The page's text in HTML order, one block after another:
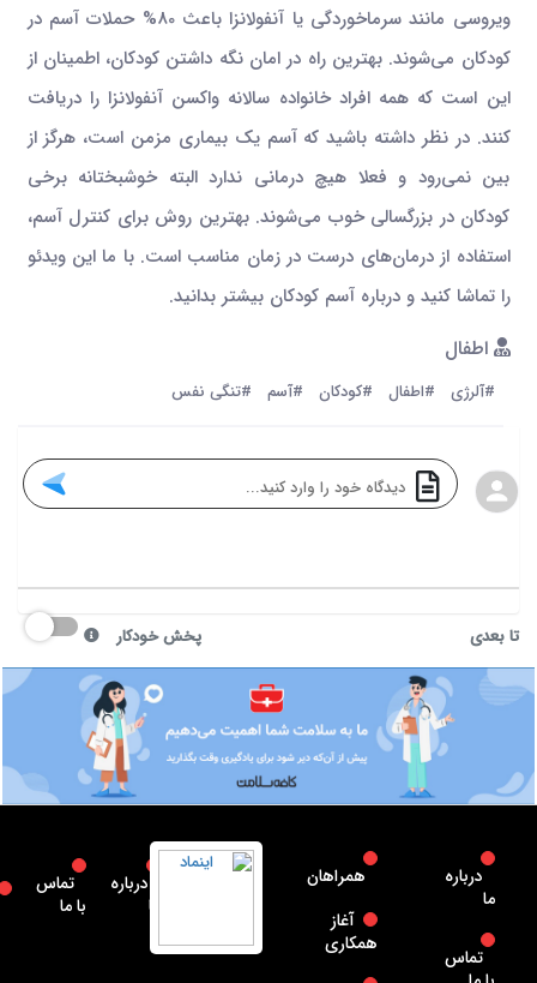
ویروسی مانند سرماخوردگی یا آنفولانزا باعث 80% حملات آسم در
کودکان می‌شوند. بهترین راه در امان نگه داشتن کودکان، اطمینان از
این است که همه افراد خانواده سالانه واکسن آنفولانزا را دریافت
کنند. در نظر داشته باشید که آسم یک بیماری مزمن است، هرگز از
بین نمی‌رود و فعلا هیچ درمانی ندارد البته خوشبختانه برخی
کودکان در بزرگسالی خوب می‌شوند. بهترین روش برای کنترل آسم،
استفاده از درمان‌های درست در زمان مناسب است. با ما این ویدئو
را تماشا کنید و درباره آسم کودکان بیشتر بدانید.
اطفال
#آلرژی #اطفال #کودکان #آسم #تنگی نفس
تا بعدی پخش خودکار
درباره
ما
تماس
همراهان
آغاز
همکاری
درباره
ما
تماس
با ما